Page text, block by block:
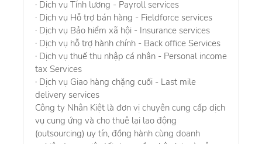
· Dịch vụ Tính lương - Payroll services
· Dịch vụ Hỗ trợ bán hàng - Fieldforce services
· Dịch vụ Bảo hiểm xã hội - Insurance services
· Dịch vụ hỗ trợ hành chính - Back office Services
· Dịch vụ thuế thu nhập cá nhân - Personal income
tax Services
· Dịch vụ Giao hàng chặng cuối - Last mile
delivery services
Công ty Nhân Kiệt là đơn vị chuyên cung cấp dịch
vụ cung ứng và cho thuê lại lao động
(outsourcing) uy tín, đồng hành cùng doanh